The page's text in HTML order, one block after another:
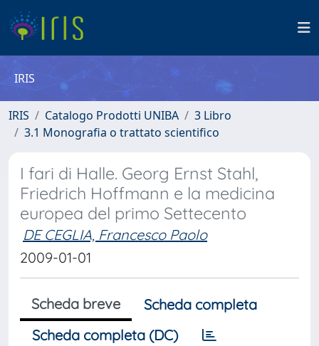
IRIS
IRIS Catalogo Prodotti UNIBA
3 Libro
3.1 Monografia o trattato scientifico
I fari di Halle. Georg Ernst Stahl,
Friedrich Hoffmann e la medicina
europea del primo Settecento
DE CEGLIA, Francesco Paolo
2009-01-01
Scheda breve
Scheda completa
Scheda completa (DC)